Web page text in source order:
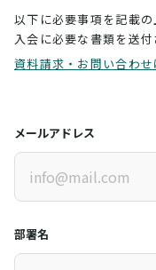
以下に必要事項を記載の
入会に必要な書類を送付
資料請求・お問い合わせ
メールアドレス
部署名